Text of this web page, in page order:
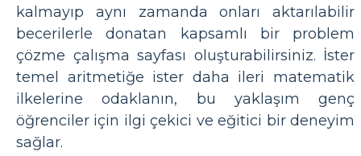
kalmayıp aynı zamanda onları aktarılabilir
becerilerle donatan kapsamlı bir problem
çözme çalışma sayfası oluşturabilirsiniz. İster
temel aritmetiğe ister daha ileri matematik
ilkelerine odaklanın, bu yaklaşım genç
öğrenciler için ilgi çekici ve eğitici bir deneyim
sağlar.